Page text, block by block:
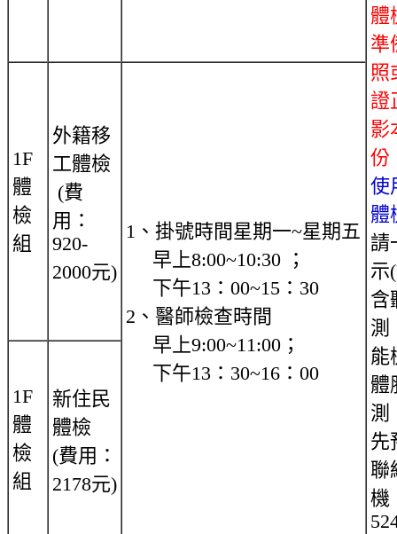
體
準
照
證
影
份
使
體
請
示
含
測
能
體
測
先
聯
機
1F
體
檢
組
外籍移
工體檢
(費
用：
920-
2000元)
1、掛號時間星期一~星期五
早上8:00~10:30 ；
下午13：00~15：30
2、醫師檢查時間
早上9:00~11:00；
下午13：30~16：00
1F
體
檢
組
新住民
體檢
(費用：
2178元)